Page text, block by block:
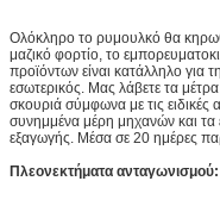
Ολόκληρο το ρυμουλκό θα
μαζικό φορτίο, το
προϊόντων είναι κατάλληλο για
εσωτερικός. Μας λάβετε τα
σκουριά σύμφωνα με τις
συνημμένα μέρη μηχανών και τα
εξαγωγής. Μέσα σε 20 ημέρες
Πλεονεκτήματα ανταγωνισμού: